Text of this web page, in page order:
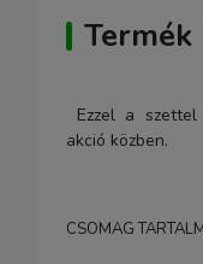
Ezzel a
akció közben.
CSOMAG